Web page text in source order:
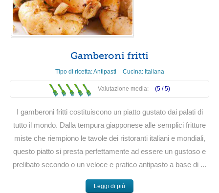
Gamberoni fritti
Tipo di ricetta:Antipasti Cucina: Italiana
Valutazione media: (5 /5)
I gamberoni fritti costituiscono un piatto gustato dai palati di
tutto il mondo. Dalla tempura giapponese alle semplici fritture
miste che riempiono le tavole dei ristoranti italiani e mondiali,
questo piatto si presta perfettamente ad essere un gustoso e
prelibato secondo o un veloce e pratico antipasto a base di ...
Leggi di più